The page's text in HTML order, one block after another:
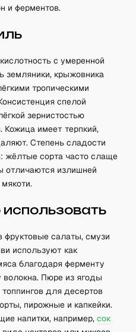
и ферментов.
с умеренной
земляники, крыжовника
тропическими
спелой
зернистостью
имеет терпкий,
Степень сладости
жёлтые сорта часто слаще
излишней
салаты, смузи
используют как
благодаря ферменту
Пюре из ягоды
для десертов
пирожные и капкейки.
напитки, например,сок